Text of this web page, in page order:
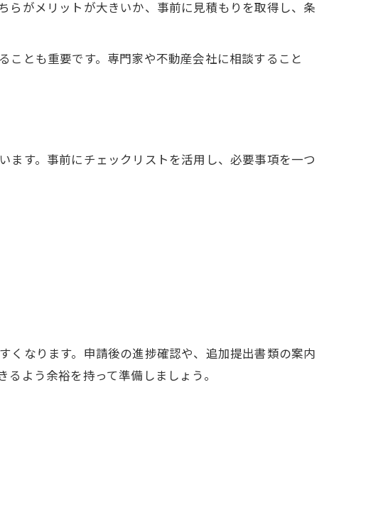
がメリットが大きいか、事前に見積もりを取得し、条
とも重要です。専門家や不動産会社に相談すること
す。事前にチェックリストを活用し、必要事項を一つ
なります。申請後の進捗確認や、追加提出書類の案内
よう余裕を持って準備しましょう。